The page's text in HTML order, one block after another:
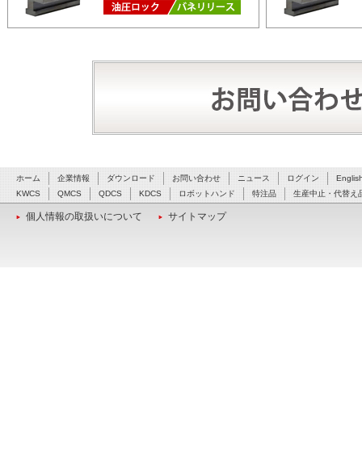
ホーム 企業情報 ダウンロード お問い合わせ ニュース ログイン
KWCS
QMCS QDCS KDCS ロボットハンド 特注品 生産中止・代替え
個人情報の取扱いについて サイトマップ